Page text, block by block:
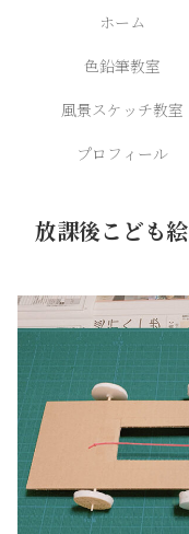
ホーム
色鉛筆教室
風景スケッチ教室
プロフィール
放課後こども